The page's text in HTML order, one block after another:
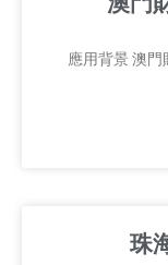
應用背景 澳
珠